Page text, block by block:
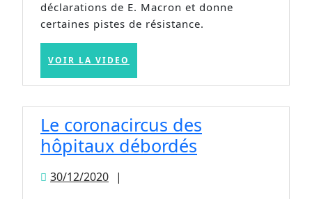
vote
du
Pass
Sanitaire
!
déclarations de E. Macron et donne
certaines pistes de résistance.
VOIR LA VIDEO
VIDEO
Le coronacircus des
hôpitaux débordés
30/12/202030/12/2020
|